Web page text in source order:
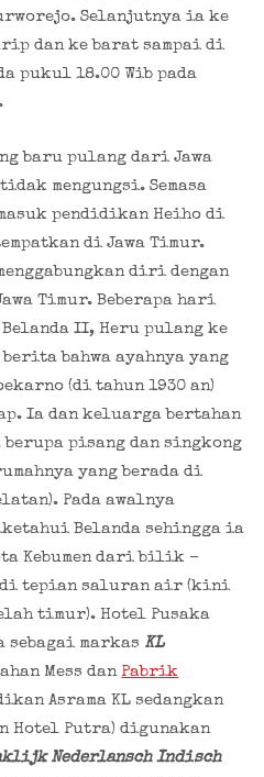
Selanjutnya ia ke
dan ke barat sampai di
pukul 18.00 Wib pada
baru pulang dari Jawa
mengungsi. Semasa
pendidikan Heiho di
di Jawa Timur.
diri dengan
Timur. Beberapa hari
II, Heru pulang ke
berita bahwa ayahnya yang
(di tahun 1930 an)
Ia dan keluarga bertahan
berupa pisang dan singkong
yang berada di
Pada awalnya
Belanda sehingga ia
Kebumen dari bilik –
di tepian saluran air (kini
timur). Hotel Pusaka
sebagai markas KL
Mess dan Pabrik
Asrama KL sedangkan
Hotel Putra) digunakan
Nederlansch Indisch